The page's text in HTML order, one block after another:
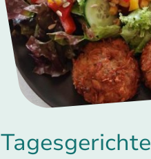
Tagesgerichte